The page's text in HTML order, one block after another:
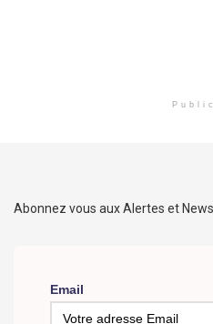
Abonnez vous aux Alertes et
Email